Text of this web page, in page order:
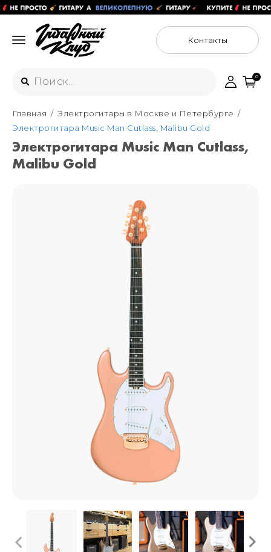
Контакты
Интернет-магазин
+7 (925) 125-54-44
Москва
+7 (925) 176-55-65
ул. Гороховая 49Б, "SENO"
+7 (925) 879-85-35
Санкт-Петербург
+7 (999) 213-51-93
0
Главная
Электрогитары в Москве и Петербурге
Электрогитара Music Man Cutlass, Malibu Gold
Электрогитара Music Man Cutlass,
Malibu Gold